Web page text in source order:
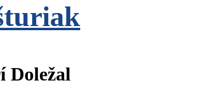
Doležal